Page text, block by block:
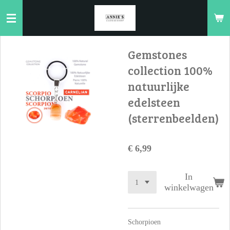
direct
naar
hoofdinhoud
Gemstones
collection 100%
natuurlijke
edelsteen
(sterrenbeelden)
€ 6,99
In
winkelwagen
Schorpioen